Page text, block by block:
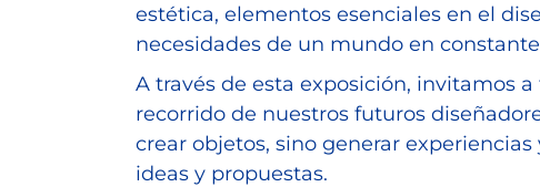
estética, elementos esenciales en el
necesidades de un mundo en
A través de esta exposición, invitamos
recorrido de nuestros futuros
crear objetos, sino generar
ideas y propuestas.